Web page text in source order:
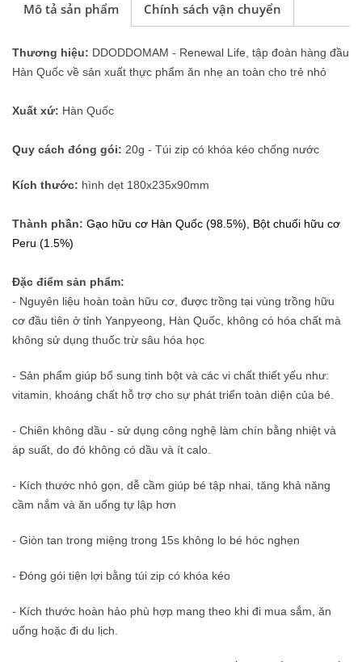
Mô tả sản phẩm Chính sách vận chuyển
Thương hiệu: DDODDOMAM - Renewal Life, tập đoàn hàng đầu
Hàn Quốc về sản xuất thực phẩm ăn nhẹ an toàn cho trẻ nhỏ
Xuất xứ: Hàn Quốc
Quy cách đóng gói: 20g - Túi zip có khóa kéo chống nước
Kích thước: hình dẹt 180x235x90mm
Thành phần: Gạo hữu cơ Hàn Quốc (98.5%), Bột chuối hữu cơ
Peru (1.5%)
Đặc điểm sản phẩm:
- Nguyên liệu hoàn toàn hữu cơ, được trồng tại vùng trồng hữu
cơ đầu tiên ở tỉnh Yanpyeong, Hàn Quốc, không có hóa chất mà
không sử dụng thuốc trừ sâu hóa học
- Sản phẩm giúp bổ sung tinh bột và các vi chất thiết yếu như:
vitamin, khoáng chất hỗ trợ cho sự phát triển toàn diện của bé.
- Chiên không dầu - sử dụng công nghệ làm chín bằng nhiệt và
áp suất, do đó không có dầu và ít calo.
- Kích thước nhỏ gọn, dễ cầm giúp bé tập nhai, tăng khả năng
cầm nắm và ăn uống tự lập hơn
- Giòn tan trong miệng trong 15s không lo bé hóc nghẹn
- Đóng gói tiện lợi bằng túi zip có khóa kéo
- Kích thước hoàn hảo phù hợp mang theo khi đi mua sắm, ăn
uống hoặc đi du lịch.